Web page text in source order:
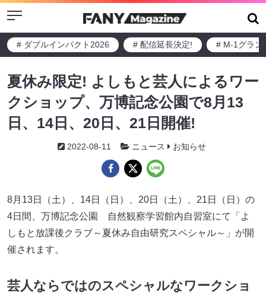
Menu
# ダブルインパクト2026 # 配信延長決定! # M-1グラン
夏休み限定! よしもと芸人によるワー
クショップ、万博記念公園で8月13
日、14日、20日、21日開催!
2022-08-11 ニュース お知らせ
8月13日（土）、14日（日）、20日（土）、21日（日）の
4日間、万博記念公園 自然観察学習館内自習室にて「よ
しもと放課後クラブ～夏休み自由研究スペシャル～」が開
催されます。
芸人ならではのスペシャルなワークショ